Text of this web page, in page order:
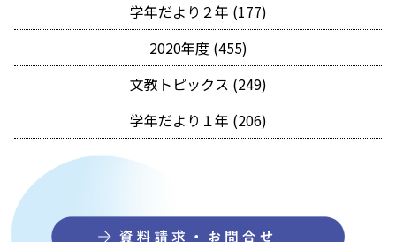
学年だより２年 (177)
2020年度 (455)
文教トピックス (249)
学年だより１年 (206)